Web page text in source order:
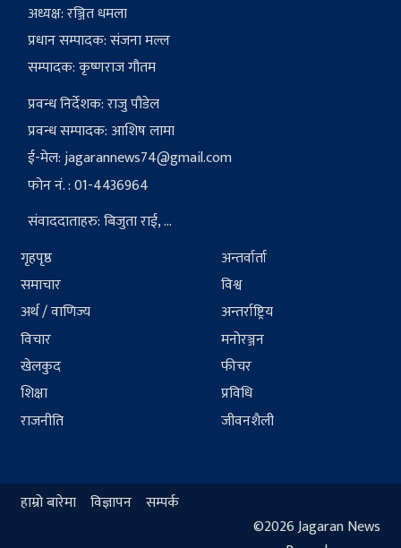
अध्यक्ष: रञ्जित धमला
प्रधान सम्पादक: संजना मल्ल
सम्पादक: कृष्णराज गौतम
प्रवन्ध निर्देशक: राजु पौडेल
प्रवन्ध सम्पादक: आशिष लामा
ई-मेल:jagarannews74@gmail.com
फोन नं. : 01-4436964
संवाददाताहरु: बिजुता राई, ...
गृहपृष्ठ
समाचार
अर्थ / वाणिज्य
विचार
खेलकुद
शिक्षा
राजनीति
अन्तर्वार्ता
विश्व
अन्तर्राष्ट्रिय
मनोरञ्जन
फीचर
प्रविधि
जीवनशैली
हाम्रो बारेमा विज्ञापन सम्पर्क
©2026 Jagaran News